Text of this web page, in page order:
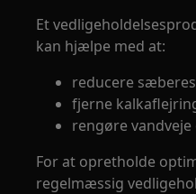
Et
kan hjælpe med at:
reducere
fjerne
rengøre
For at opretholde
regelmæssig